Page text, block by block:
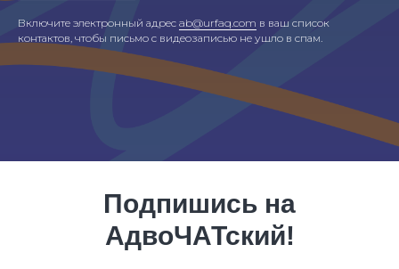
Включите электронный адрес ab@urfaq.com в ваш список
контактов, чтобы письмо с видеозаписью не ушло в спам.
Подпишись на
АдвоЧАТский!